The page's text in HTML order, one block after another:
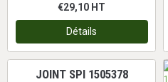
€29,10 HT
Détails
JOINT SPI 1505378